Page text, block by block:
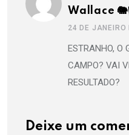
Wallace
24 DE JANEIRO
ESTRANHO, O
CAMPO? VAI
RESULTADO?
Deixe um